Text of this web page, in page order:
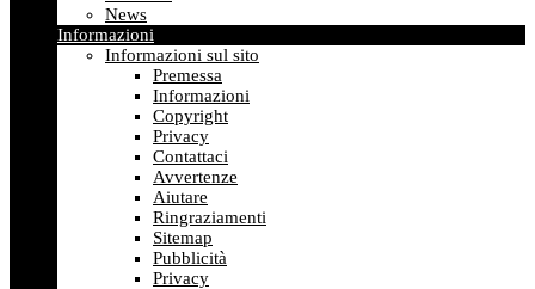
News
Informazioni
Informazioni sul sito
Premessa
Informazioni
Copyright
Privacy
Contattaci
Avvertenze
Aiutare
Ringraziamenti
Sitemap
Pubblicità
Privacy